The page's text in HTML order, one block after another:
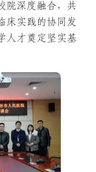
院深度融合，共
床实践的协同发
人才奠定坚实基